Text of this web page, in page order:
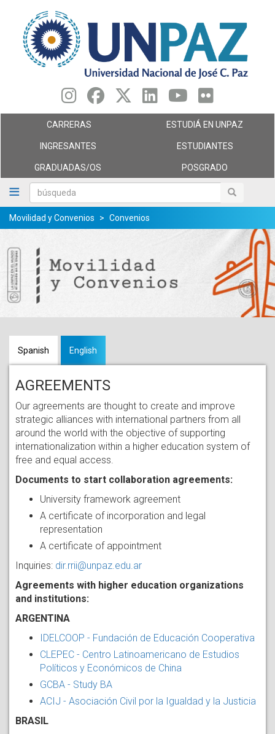
contenido
principal
búsqueda búsqueda
CARRERAS ESTUDIÁ EN UNPAZ
INGRESANTES ESTUDIANTES
GRADUADAS/OS POSGRADO
Movilidad y Convenios Convenios
English
Spanish
AGREEMENTS
Our agreements are thought to create and improve
strategic alliances with international partners from all
around the world with the objective of supporting
internationalization within a higher education system of
free and equal access.
Documents to start collaboration agreements:
University framework agreement
A certificate of incorporation and legal
representation
A certificate of appointment
Inquiries: dir.rrii@unpaz.edu.ar
Agreements with higher education organizations
and institutions:
ARGENTINA
IDELCOOP - Fundación de Educación Cooperativa
CLEPEC - Centro Latinoamericano de Estudios
Políticos y Económicos de China
GCBA - Study BA
ACIJ - Asociación Civil por la Igualdad y la Justicia
BRASIL